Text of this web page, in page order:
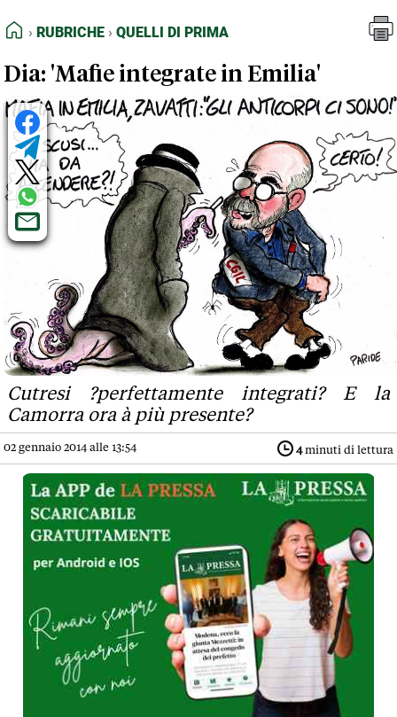
FEED RSS
NORMATIVE DEONTOLOGICHE
TERMINI e CONDIZIONI
Rubriche
Quelli di Prima
HOME
RUBRICHE QUELLI DI PRIMA
Dia: 'Mafie integrate in Emilia'
Cutresi ?perfettamente integrati? E la
Camorra ora à più presente?
02 gennaio 2014 alle 13:54 4minuti di lettura